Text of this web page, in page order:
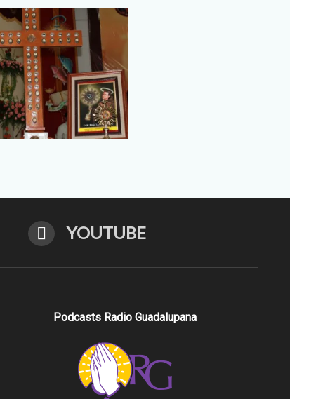
YOUTUBE
Podcasts Radio Guadalupana